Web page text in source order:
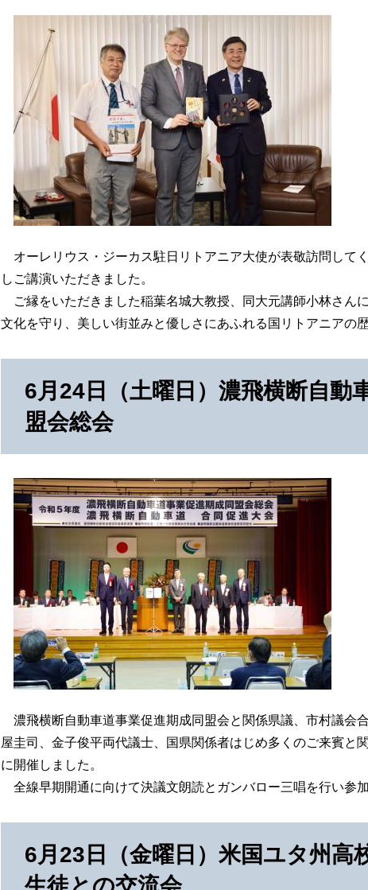
オーレリウス・ジーカス駐日リトアニア大使が表敬訪問して
しご講演いただきました。
ご縁をいただきました稲葉名城大教授、同大元講師小林さん
文化を守り、美しい街並みと優しさにあふれる国リトアニアの
6月24日（土曜日）濃飛横断自動
盟会総会
濃飛横断自動車道事業促進期成同盟会と関係県議、市村議会
屋圭司、金子俊平両代議士、国県関係者はじめ多くのご来賓と
に開催しました。
全線早期開通に向けて決議文朗読とガンバロー三唱を行い参
6月23日（金曜日）米国ユタ州高